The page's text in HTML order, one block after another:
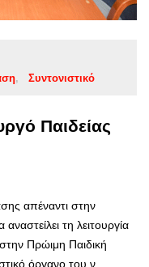
Συντονιστικό
Παιδείας
απέναντι στην
τη λειτουργία
Πρώιμη Παιδική
όργανο του ν.